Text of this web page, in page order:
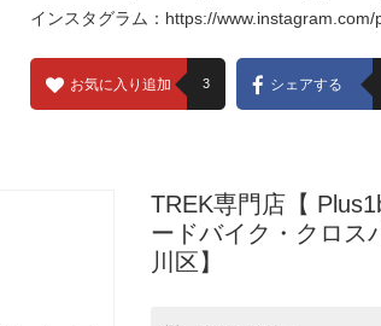
インスタグラム： https://www.instagram.com/
お気に入り追加 3 シェアする
TREK専門店【
ードバイク・クロス
川区】